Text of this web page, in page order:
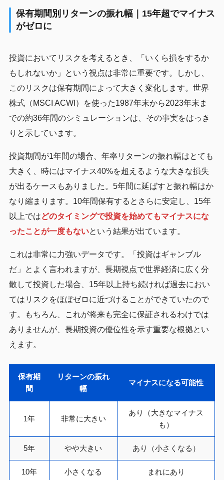
保有期間別リターンの振れ幅｜15年超でマイナス
がゼロに
投資においてリスクを考えるとき、「いくら損をするか
もしれないか」という視点は非常に重要です。しかし、
このリスクは保有期間によって大きく変化します。世界
株式（MSCI ACWI）を使った1987年末から2023年末ま
での約36年間のシミュレーションは、その事実をはっき
りと示しています。
投資期間が1年間の場合、年率リターンの振れ幅はとても
大きく、時にはマイナス40%を超えるような大きな損失
が出るケースもありました。5年間に延ばすと振れ幅はか
なり縮まります。10年間保有するとさらに安定し、15年
以上ではどのタイミングで投資を始めてもマイナスにな
ったことが一度もないという結果が出ています。
これは非常に力強いデータです。「投資はギャンブル
だ」とよく言われますが、長期視点で世界経済に広く分
散して投資した場合、15年以上持ち続ければ過去におい
てはリスクをほぼゼロに近づけることができていたので
す。もちろん、これが将来も完全に保証されるわけでは
ありませんが、長期投資の優位性を示す重要な根拠とい
えます。
保有期
間
リターンの振れ
幅
マイナスになる可能性
1年 非常に大きい
あり（大きなマイナス
も）
5年 やや大きい あり（小さくなる）
10年 小さくなる まれにあり